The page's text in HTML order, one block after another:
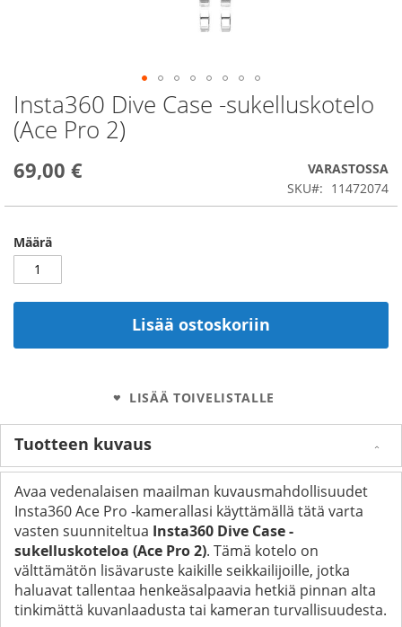
Insta360 Dive Case -sukelluskotelo
(Ace Pro 2)
69,00 €
VARASTOSSA
SKU
11472074
Määrä
Lisää ostoskoriin
LISÄÄ TOIVELISTALLE
Skip
to
the
of
Tuotteen kuvaus
Avaa vedenalaisen maailman kuvausmahdollisuudet
Insta360 Ace Pro -kamerallasi käyttämällä tätä varta
vasten suunniteltua Insta360 Dive Case -
sukelluskoteloa (Ace Pro 2). Tämä kotelo on
välttämätön lisävaruste kaikille seikkailijoille, jotka
haluavat tallentaa henkeäsalpaavia hetkiä pinnan alta
tinkimättä kuvanlaadusta tai kameran turvallisuudesta.